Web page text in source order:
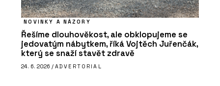
NOVINKY A NÁZORY
Řešíme dlouhověkost, ale obklopujeme se
jedovatým nábytkem, říká Vojtěch Juřenčák,
který se snaží stavět zdravě
24. 6. 2026 / ADVERTORIAL